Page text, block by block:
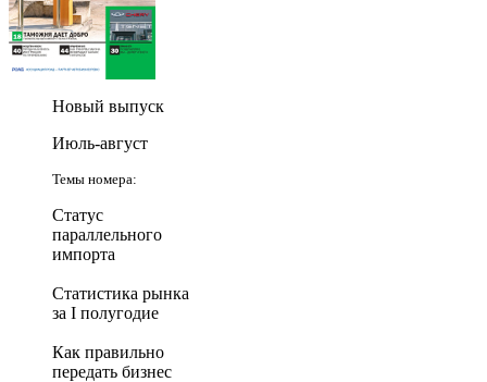
Новый выпуск
Июль-август
Темы номера:
Статус
параллельного
импорта
Статистика рынка
за I полугодие
Как правильно
передать бизнес